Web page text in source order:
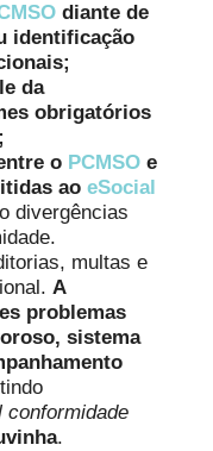
diante de
identificação
da
obrigatórios
o PCMSO e
aoeSocial
divergências
multas e
A
problemas
sistema
conformidade
.